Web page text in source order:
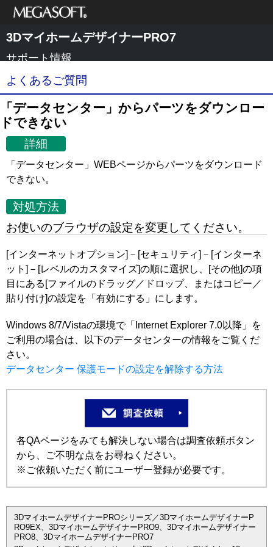
メガソフト株式
会社
3DマイホームデザイナーPRO7
サポート情報
よくあるご質問
「データセンター」からパーツをダウンロー
ドできない
詳細
「データセンター」WEBページからパーツをダウンロード
できない。
対処方法
お使いのブラウザの設定を変更してください。
[インターネットオプション]－[セキュリティ]－[インターネ
ット]－[レベルのカスタマイズ]の順に選択し、[その他]の項
目にある[ファイルのドラッグ／ドロップ、またはコピー／
貼り付け]の設定を「有効にする」にします。
Windows 8/7/Vistaの環境で「Internet Explorer 7.0以降」を
ご利用の場合は、以下のデータセンターの情報をご覧くだ
さい。
データセンター 保護モードの設定を解除する方法
各QAページをみても解決しない場合は調査依頼ボタン
から、ご不明な点をお尋ねください。
※ご依頼いただく前にユーザー登録が必要です。
3DマイホームデザイナーPROシリーズ／3DマイホームデザイナーP
RO9EX、3DマイホームデザイナーPRO9、3Dマイホームデザイナー
PRO8、3DマイホームデザイナーPRO7